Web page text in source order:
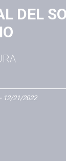
DEL
- 12/21/2022